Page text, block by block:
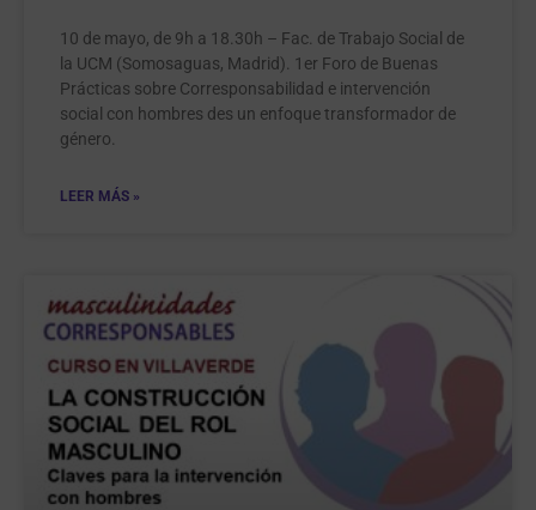
10 de mayo, de 9h a 18.30h – Fac. de Trabajo Social de
la UCM (Somosaguas, Madrid). 1er Foro de Buenas
Prácticas sobre Corresponsabilidad e intervención
social con hombres des un enfoque transformador de
género.
LEER MÁS »